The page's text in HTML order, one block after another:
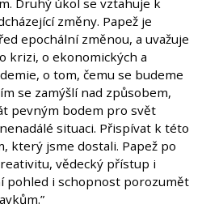
změny. Papež je
epochální změnou, a uvažuje
krizi, o ekonomických a
o tom, čemu se budeme
se zamýšlí nad způsobem,
pevným bodem pro svět
situaci. Přispívat k této
který jsme dostali. Papež po
vědecký přístup i
pohled i schopnost porozumět